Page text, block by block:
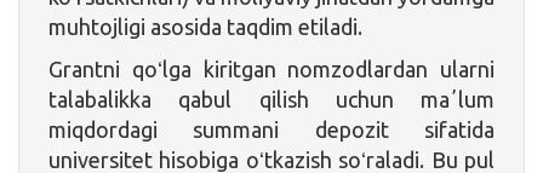
muhtojligi asosida taqdim etiladi.
Grantni qoʻlga kiritgan nomzodlardan ularni
talabalikka qabul qilish uchun maʼlum
miqdordagi summani depozit sifatida
universitet hisobiga oʻtkazish soʻraladi. Bu pul